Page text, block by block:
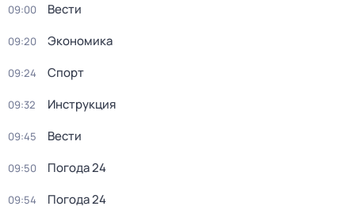
09:00 Вести
09:20 Экономика
09:24 Спорт
09:32 Инструкция
09:45 Вести
09:50 Погода 24
09:54 Погода 24